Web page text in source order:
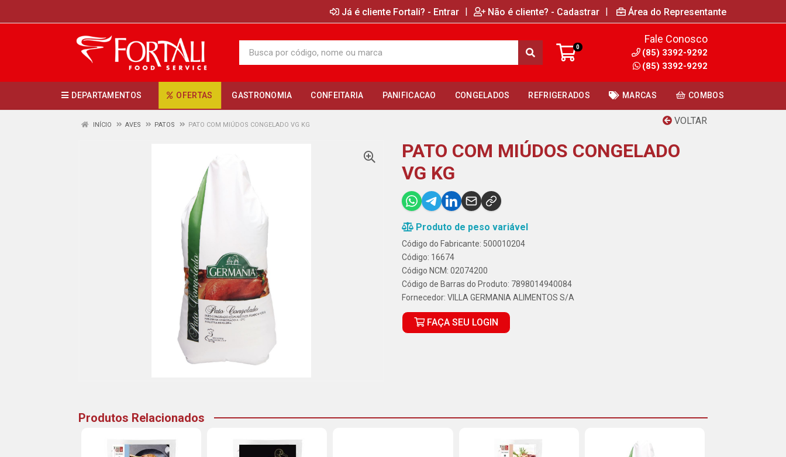
Já é cliente Fortali? - Entrar | Não é cliente? - Cadastrar | Área do Representante
0
Fale Conosco
(85) 3392-9292
(85) 3392-9292
DEPARTAMENTOS OFERTAS GASTRONOMIA CONFEITARIA PANIFICACAO CONGELADOS REFRIGERADOS MARCAS COMBOS
VOLTAR
INÍCIO AVES PATOS PATO COM MIÚDOS CONGELADO VG KG
PATO COM MIÚDOS CONGELADO
VG KG
Produto de peso variável
Código do Fabricante: 500010204
Código: 16674
Código NCM: 02074200
Código de Barras do Produto: 7898014940084
Fornecedor: VILLA GERMANIA ALIMENTOS S/A
FAÇA SEU LOGIN
Produtos Relacionados